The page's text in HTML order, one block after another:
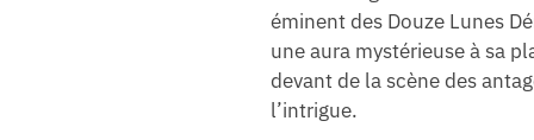
éminent des Douze Lunes
une aura mystérieuse à sa
devant de la scène des
l’intrigue.